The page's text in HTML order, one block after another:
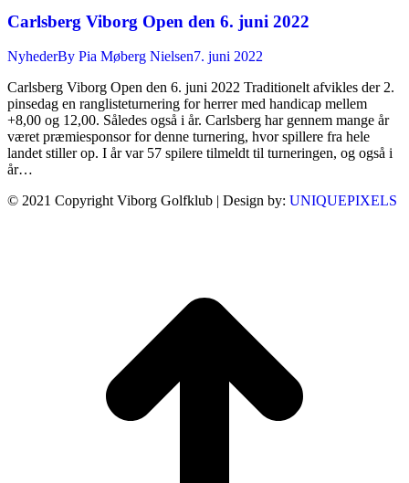
Carlsberg Viborg Open den 6. juni 2022
NyhederBy Pia Møberg Nielsen7. juni 2022
Carlsberg Viborg Open den 6. juni 2022 Traditionelt afvikles der 2.
pinsedag en ranglisteturnering for herrer med handicap mellem
+8,00 og 12,00. Således også i år. Carlsberg har gennem mange år
været præmiesponsor for denne turnering, hvor spillere fra hele
landet stiller op. I år var 57 spilere tilmeldt til turneringen, og også i
år…
© 2021 Copyright Viborg Golfklub | Design by: UNIQUEPIXELS